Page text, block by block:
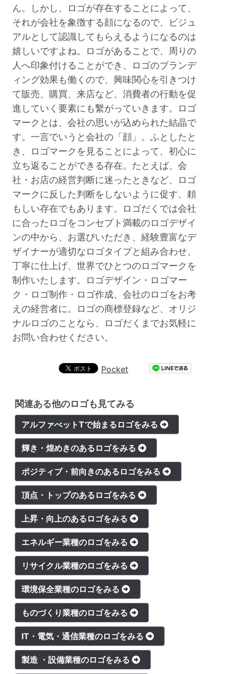
ん。しかし、ロゴが存在することによって、
それが会社を象徴する顔になるので、ビジュ
アルとして認識してもらえるようになるのは
嬉しいですよね。ロゴがあることで、周りの
人へ印象付けることができ、ロゴのブランデ
ィング効果も働くので、興味関心を引きつけ
て販売、購買、来店など、消費者の行動を促
進していく要素にも繫がっていきます。ロゴ
マークとは、会社の思いが込められた結晶で
す。一言でいうと会社の「顔」。ふとしたと
き、ロゴマークを見ることによって、初心に
立ち返ることができる存在。たとえば、会
社・お店の経営判断に迷ったときなど、ロゴ
マークに反した判断をしないように促す、頼
もしい存在でもあります。ロゴだくでは会社
に合ったロゴをコンセプト満載のロゴデザイ
ンの中から、お選びいただき、経験豊富なデ
ザイナーが適切なロゴタイプと組み合わせ、
丁寧に仕上げ、世界でひとつのロゴマークを
制作いたします。ロゴデザイン・ロゴマー
ク・ロゴ制作・ロゴ作成、会社のロゴをお考
えの経営者に。ロゴの商標登録など、オリジ
ナルロゴのことなら、ロゴだくまでお気軽に
お問い合わせください。
Pocket
関連ある他のロゴも見てみる
アルファべットTで始まるロゴをみる
輝き・煌めきのあるロゴをみる
ポジティブ・前向きのあるロゴをみる
頂点・トップのあるロゴをみる
上昇・向上のあるロゴをみる
エネルギー業種のロゴをみる
リサイクル業種のロゴをみる
環境保全業種のロゴをみる
ものづくり業種のロゴをみる
IT・電気・通信業種のロゴをみる
製造 ・設備業種のロゴをみる